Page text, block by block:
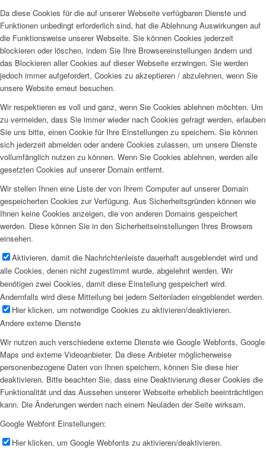
Da diese Cookies für die auf unserer Webseite verfügbaren Dienste und
Funktionen unbedingt erforderlich sind, hat die Ablehnung Auswirkungen auf
die Funktionsweise unserer Webseite. Sie können Cookies jederzeit
blockieren oder löschen, indem Sie Ihre Browsereinstellungen ändern und
das Blockieren aller Cookies auf dieser Webseite erzwingen. Sie werden
jedoch immer aufgefordert, Cookies zu akzeptieren / abzulehnen, wenn Sie
unsere Website erneut besuchen.
Wir respektieren es voll und ganz, wenn Sie Cookies ablehnen möchten. Um
zu vermeiden, dass Sie immer wieder nach Cookies gefragt werden, erlauben
Sie uns bitte, einen Cookie für Ihre Einstellungen zu speichern. Sie können
sich jederzeit abmelden oder andere Cookies zulassen, um unsere Dienste
vollumfänglich nutzen zu können. Wenn Sie Cookies ablehnen, werden alle
gesetzten Cookies auf unserer Domain entfernt.
Wir stellen Ihnen eine Liste der von Ihrem Computer auf unserer Domain
gespeicherten Cookies zur Verfügung. Aus Sicherheitsgründen können wie
Ihnen keine Cookies anzeigen, die von anderen Domains gespeichert
werden. Diese können Sie in den Sicherheitseinstellungen Ihres Browsers
einsehen.
Aktivieren, damit die Nachrichtenleiste dauerhaft ausgeblendet wird und
alle Cookies, denen nicht zugestimmt wurde, abgelehnt werden. Wir
benötigen zwei Cookies, damit diese Einstellung gespeichert wird.
Andernfalls wird diese Mitteilung bei jedem Seitenladen eingeblendet werden.
Hier klicken, um notwendige Cookies zu aktivieren/deaktivieren.
Andere externe Dienste
Wir nutzen auch verschiedene externe Dienste wie Google Webfonts, Google
Maps und externe Videoanbieter. Da diese Anbieter möglicherweise
personenbezogene Daten von Ihnen speichern, können Sie diese hier
deaktivieren. Bitte beachten Sie, dass eine Deaktivierung dieser Cookies die
Funktionalität und das Aussehen unserer Webseite erheblich beeinträchtigen
kann. Die Änderungen werden nach einem Neuladen der Seite wirksam.
Google Webfont Einstellungen:
Hier klicken, um Google Webfonts zu aktivieren/deaktivieren.